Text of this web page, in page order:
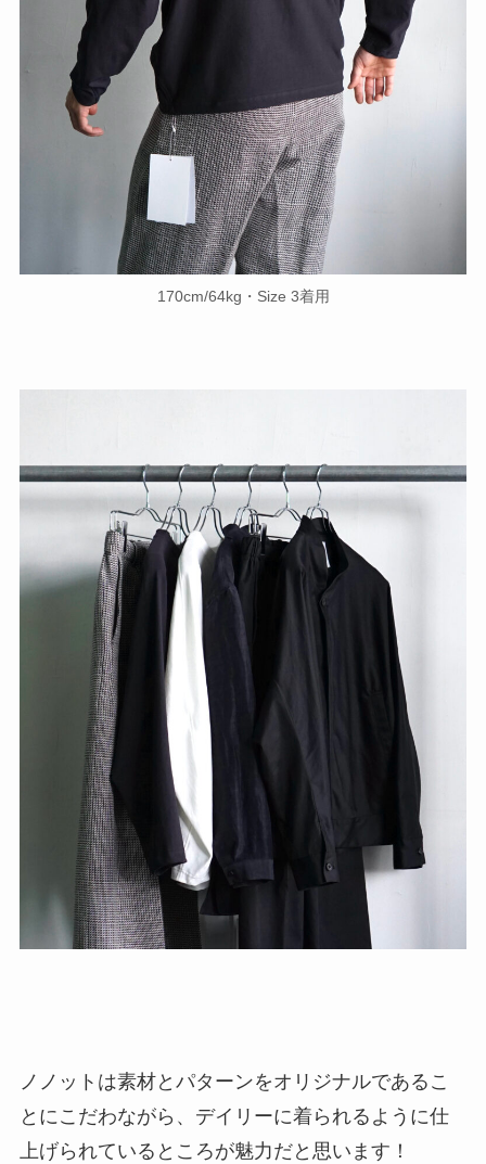
170cm/64kg・Size 3着用
ノノットは素材とパターンをオリジナルであるこ
とにこだわながら、デイリーに着られるように仕
上げられているところが魅力だと思います！